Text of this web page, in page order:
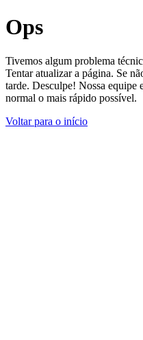
Ops
Tivemos algum problema
Tentar atualizar a página. Se
tarde. Desculpe! Nossa equipe
normal o mais rápido possível.
Voltar para o início